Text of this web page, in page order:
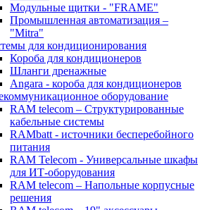
Модульные щитки - "FRAME"
Промышленная автоматизация –
"Mitra"
для кондиционирования
Короба для кондиционеров
Шланги дренажные
Angara - короба для кондиционеров
оборудование
RAM telecom – Структурированные
кабельные системы
RAMbatt - источники бесперебойного
питания
RAM Telecom - Универсальные шкафы
для ИТ-оборудования
RAM telecom – Напольные корпусные
решения